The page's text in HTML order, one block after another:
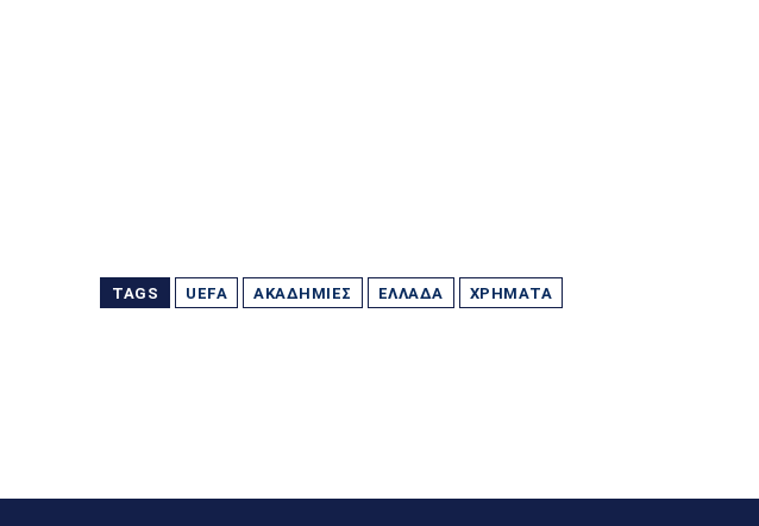
TAGS UEFA ΑΚΑΔΗΜΊΕΣ ΕΛΛΆΔΑ ΧΡΉΜΑΤΑ